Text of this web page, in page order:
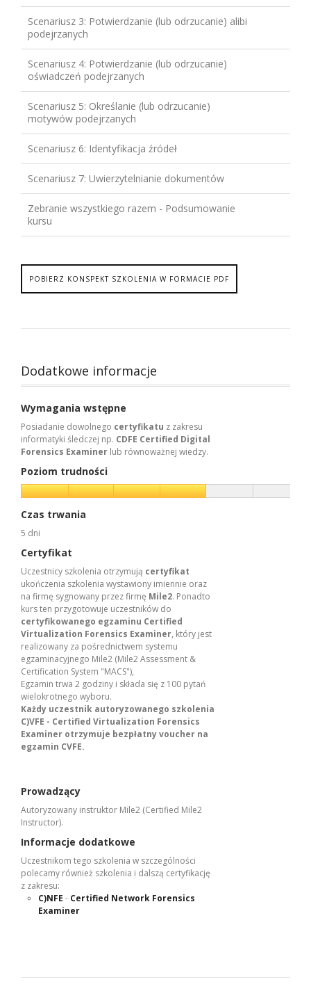
Scenariusz 3: Potwierdzanie (lub odrzucanie) alibi
podejrzanych
Scenariusz 4: Potwierdzanie (lub odrzucanie)
oświadczeń podejrzanych
Scenariusz 5: Określanie (lub odrzucanie)
motywów podejrzanych
Scenariusz 6: Identyfikacja źródeł
Scenariusz 7: Uwierzytelnianie dokumentów
Zebranie wszystkiego razem - Podsumowanie
kursu
POBIERZ KONSPEKT SZKOLENIA W FORMACIE PDF
Dodatkowe informacje
Wymagania wstępne
Posiadanie dowolnego certyfikatu z zakresu
informatyki śledczej np. CDFE Certified Digital
Forensics Examiner lub równoważnej wiedzy.
Poziom trudności
Czas trwania
5 dni
Certyfikat
Uczestnicy szkolenia otrzymują certyfikat
ukończenia szkolenia wystawiony imiennie oraz
na firmę sygnowany przez firmę Mile2. Ponadto
kurs ten przygotowuje uczestników do
certyfikowanego egzaminu Certified
Virtualization Forensics Examiner, który jest
realizowany za pośrednictwem systemu
egzaminacyjnego Mile2 (Mile2 Assessment &
Certification System "MACS"),
Egzamin trwa 2 godziny i składa się z 100 pytań
wielokrotnego wyboru.
Każdy uczestnik autoryzowanego szkolenia
C)VFE - Certified Virtualization Forensics
Examiner otrzymuje bezpłatny voucher na
egzamin CVFE.
Prowadzący
Autoryzowany instruktor Mile2 (Certified Mile2
Instructor).
Informacje dodatkowe
Uczestnikom tego szkolenia w szczególności
polecamy również szkolenia i dalszą certyfikację
z zakresu:
C)NFE - Certified Network Forensics
Examiner